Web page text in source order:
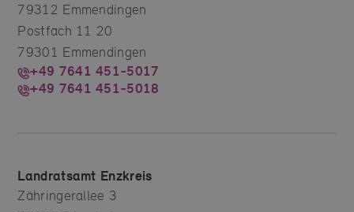
79312 Emmendingen
Postfach 11 20
79301 Emmendingen
+49 7641 451-5017
+49 7641 451-5018
Landratsamt Enzkreis
Zähringerallee 3